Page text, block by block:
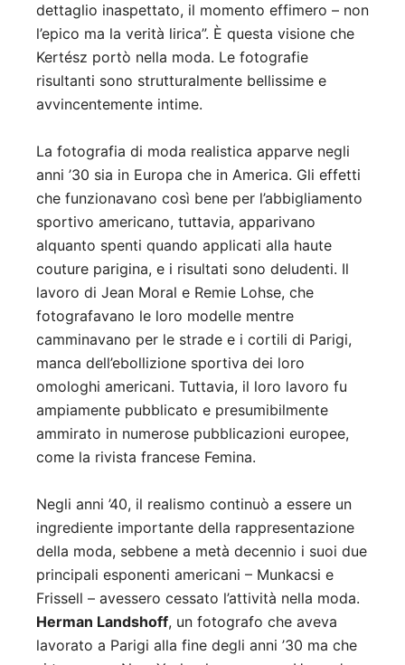
dettaglio inaspettato, il momento effimero – non
l’epico ma la verità lirica”. È questa visione che
Kertész portò nella moda. Le fotografie
risultanti sono strutturalmente bellissime e
avvincentemente intime.
La fotografia di moda realistica apparve negli
anni ’30 sia in Europa che in America. Gli effetti
che funzionavano così bene per l’abbigliamento
sportivo americano, tuttavia, apparivano
alquanto spenti quando applicati alla haute
couture parigina, e i risultati sono deludenti. Il
lavoro di Jean Moral e Remie Lohse, che
fotografavano le loro modelle mentre
camminavano per le strade e i cortili di Parigi,
manca dell’ebollizione sportiva dei loro
omologhi americani. Tuttavia, il loro lavoro fu
ampiamente pubblicato e presumibilmente
ammirato in numerose pubblicazioni europee,
come la rivista francese Femina.
Negli anni ’40, il realismo continuò a essere un
ingrediente importante della rappresentazione
della moda, sebbene a metà decennio i suoi due
principali esponenti americani – Munkacsi e
Frissell – avessero cessato l’attività nella moda.
Herman Landshoff, un fotografo che aveva
lavorato a Parigi alla fine degli anni ’30 ma che